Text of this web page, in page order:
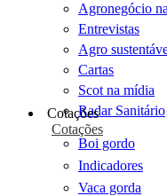
Agronegócio
Entrevistas
Agro
Cartas
Scot na mídia
Radar Sanitário
Cotações
Cotações
Boi gordo
Indicadores
Vaca gorda